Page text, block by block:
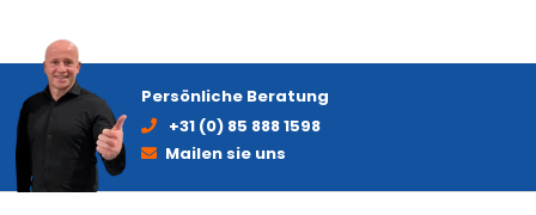
Persönliche Beratung
+31 (0) 85 888 1598
Mailen sie uns